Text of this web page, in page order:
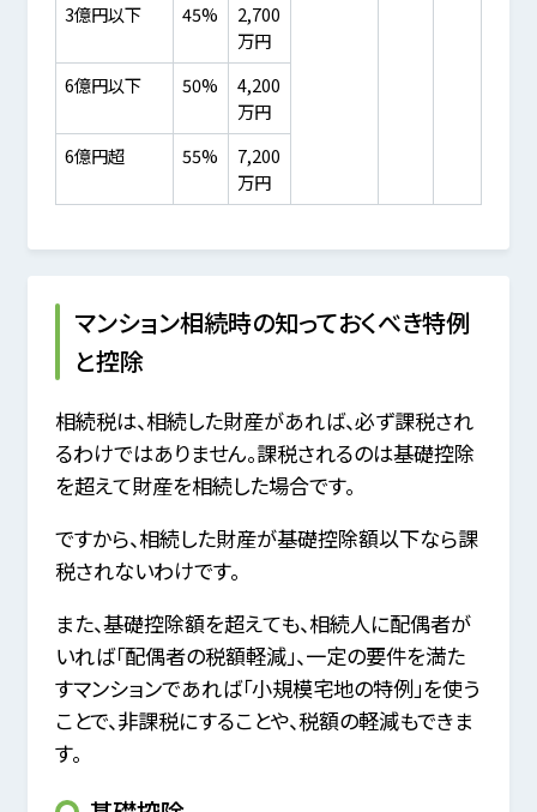
3億円以下
45%
2,700
万円
6億円以下
50%
4,200
万円
6億円超
55%
7,200
万円
マンション相続時の知っておくべき特例
と控除
相続税は、相続した財産があれば、必ず課税され
るわけではありません。課税されるのは基礎控除
を超えて財産を相続した場合です。
ですから、相続した財産が基礎控除額以下なら課
税されないわけです。
また、基礎控除額を超えても、相続人に配偶者が
いれば「配偶者の税額軽減」、一定の要件を満た
すマンションであれば「小規模宅地の特例」を使う
ことで、非課税にすることや、税額の軽減もできま
す。